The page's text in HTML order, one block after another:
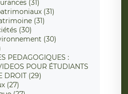
(31)
(31)
(31)
(30)
(30)
PEDAGOGIQUES :
POUR ÉTUDIANTS
DROIT (29)
(27)